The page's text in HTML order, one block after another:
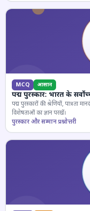
MCQ आसान
पद्म पुरस्कार: भारत के
पद्म पुरस्कारों की श्रेणियों, पात्रता
विशेषताओं का ज्ञान परखें।
पुरस्कार और सम्मान प्रश्नोत्तरी